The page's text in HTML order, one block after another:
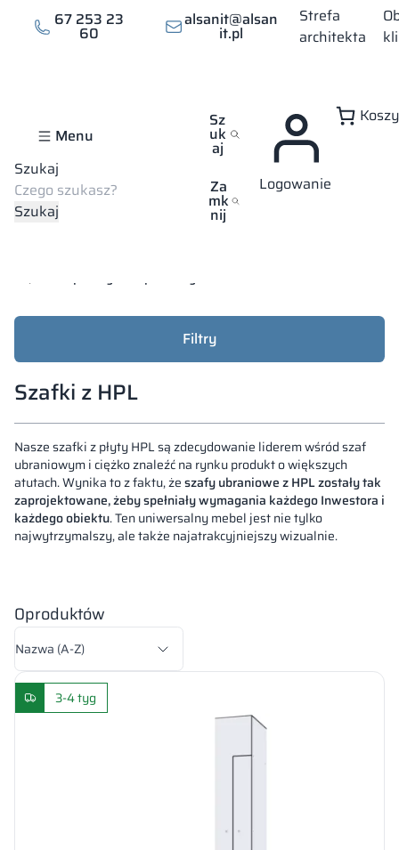
67 253 23
60
alsanit@alsan
it.pl
Strefa
architekta
Menu
Szukaj
Szukaj
Sz
uk
aj
Za
mk
nij
Logowanie
Zawsze konkurencyjne ceny Największa oferta
Filtry
Szafki z HPL
Nasze szafki z płyty HPL są zdecydowanie liderem wśród szaf
ubraniowym i ciężko znaleźć na rynku produkt o większych
atutach. Wynika to z faktu, żeszafy ubraniowe z HPL zostały tak
zaprojektowane, żeby spełniały wymagania każdego Inwestora i
każdego obiektu. Ten uniwersalny mebel jest nie tylko
najwytrzymalszy, ale także najatrakcyjniejszy wizualnie.
0produktów
Sortowanie wg:
3-4 tyg